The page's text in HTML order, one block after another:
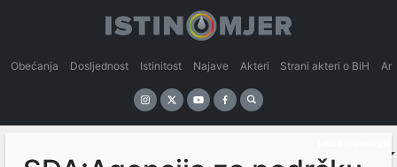
Obećanja Dosljednost Istinitost Najave Akteri Strani akteri o BiH